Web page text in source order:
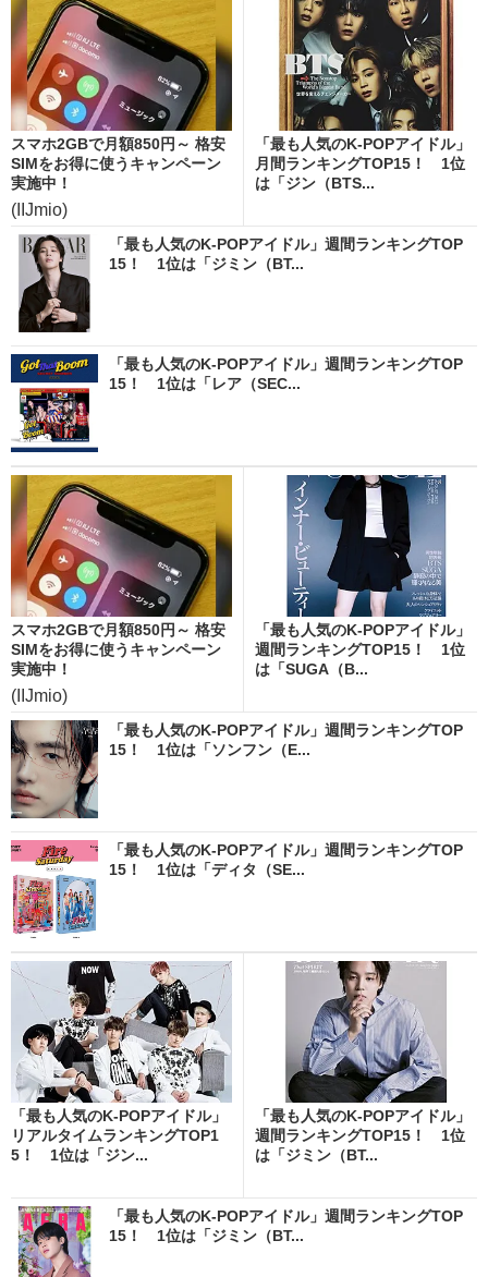
スマホ2GBで月額850円～ 格安
SIMをお得に使うキャンペーン
実施中！
(IIJmio)
「最も人気のK-POPアイドル」
月間ランキングTOP15！ 1位
は「ジン（BTS...
「最も人気のK-POPアイドル」週間ランキングTOP
15！ 1位は「ジミン（BT...
「最も人気のK-POPアイドル」週間ランキングTOP
15！ 1位は「レア（SEC...
スマホ2GBで月額850円～ 格安
SIMをお得に使うキャンペーン
実施中！
(IIJmio)
「最も人気のK-POPアイドル」
週間ランキングTOP15！ 1位
は「SUGA（B...
「最も人気のK-POPアイドル」週間ランキングTOP
15！ 1位は「ソンフン（E...
「最も人気のK-POPアイドル」週間ランキングTOP
15！ 1位は「ディタ（SE...
「最も人気のK-POPアイドル」
リアルタイムランキングTOP1
5！ 1位は「ジン...
「最も人気のK-POPアイドル」
週間ランキングTOP15！ 1位
は「ジミン（BT...
「最も人気のK-POPアイドル」週間ランキングTOP
15！ 1位は「ジミン（BT...